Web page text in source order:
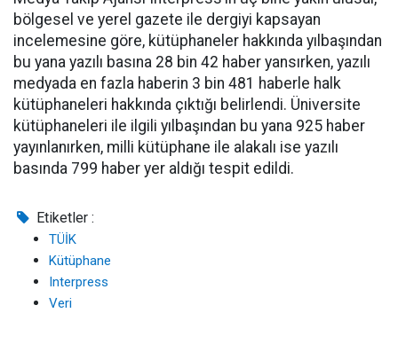
bölgesel ve yerel gazete ile dergiyi kapsayan
incelemesine göre, kütüphaneler hakkında yılbaşından
bu yana yazılı basına 28 bin 42 haber yansırken, yazılı
medyada en fazla haberin 3 bin 481 haberle halk
kütüphaneleri hakkında çıktığı belirlendi. Üniversite
kütüphaneleri ile ilgili yılbaşından bu yana 925 haber
yayınlanırken, milli kütüphane ile alakalı ise yazılı
basında 799 haber yer aldığı tespit edildi.
Etiketler :
TÜİK
Kütüphane
Interpress
Veri